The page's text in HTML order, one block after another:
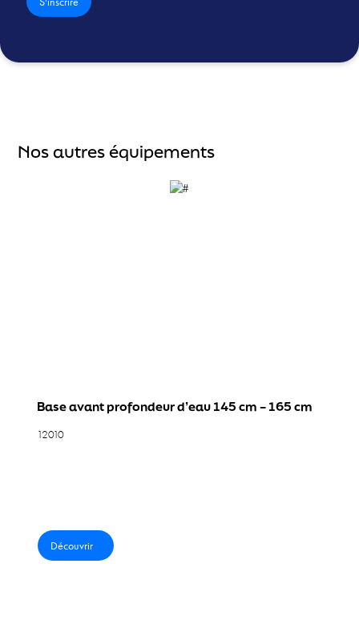
Contact
Nos autres équipements
Base avant profondeur d’eau 145 cm – 165 cm
12010
Découvrir